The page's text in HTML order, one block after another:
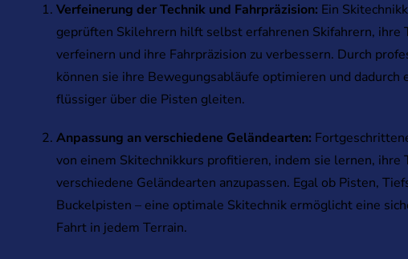
Verfeinerung der Technik und Fahrpräzision: Ein
geprüften Skilehrern hilft selbst erfahrenen Skifahrern, ihre
verfeinern und ihre Fahrpräzision zu verbessern. Durch
können sie ihre Bewegungsabläufe optimieren und dadurch
flüssiger über die Pisten gleiten.
Anpassung an verschiedene Geländearten:
von einem Skitechnikkurs profitieren, indem sie lernen, ihre
verschiedene Geländearten anzupassen. Egal ob Pisten,
Buckelpisten – eine optimale Skitechnik ermöglicht eine
Fahrt in jedem Terrain.